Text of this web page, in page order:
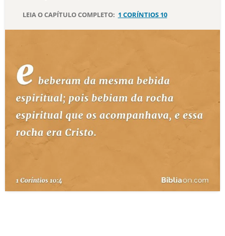
DEVOCIONAL DIÁRIO
ESTUDOS BÍBLICOS
ESBOÇOS DE PREGAÇÃO
TEMAS
TERMO BÍBLICO
LEIA O CAPÍTULO COMPLETO: 1 CORÍNTIOS 10